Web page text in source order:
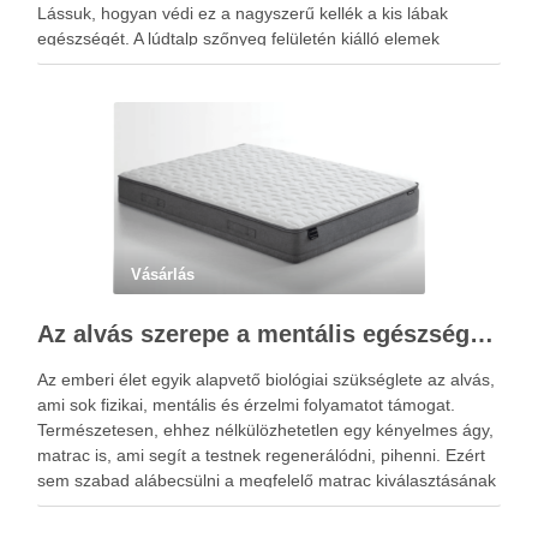
Lássuk, hogyan védi ez a nagyszerű kellék a kis lábak
egészségét. A lúdtalp szőnyeg felületén kiálló elemek
sokasága található, amelyek speciális alakzatjuknak és
Vásárlás
Az alvás szerepe a mentális egészségben: Hogyan segíthet egy jó matrac?
Az emberi élet egyik alapvető biológiai szükséglete az alvás,
ami sok fizikai, mentális és érzelmi folyamatot támogat.
Természetesen, ehhez nélkülözhetetlen egy kényelmes ágy,
matrac is, ami segít a testnek regenerálódni, pihenni. Ezért
sem szabad alábecsülni a megfelelő matrac kiválasztásának
a fontosságát. Az alvás idején pihenésre kapcsol az agy és a